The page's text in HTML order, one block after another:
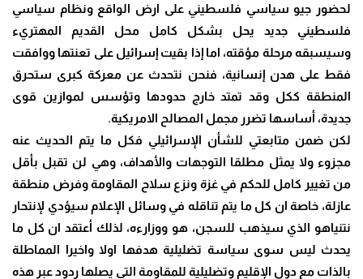
لحضور جيو سياسي فلسطيني على ارض الواقع ونظام سياسي
فلسطيني جديد يحل بشكل كامل محل القديم المهتريء
وسيسبقه مرحلة مؤقته، اما إذا بقيت إسرائيل على تعنتها ووافقت
فقط على هدن إنسانية، فنحن نتحدث عن معركة كبرى ستحرق
المنطقة ككل وقد تمتد خارج حدودها وتؤسس لموازين قوى
جديدة، أساسها تضرر مجمل المصالح الامريكية.
لكن ضمن متابعتي للشأن الإسرائيلي فكل ما يتم الحديث عنه
مجزوء ولا يمثل مطلقا التوجهات والأهداف، وهي لن تقبل بأقل
من تغيير كامل للحكم في غزة ونزع سلاح المقاومة وفرض منطقة
عازلة، خاصة ان كل ما يتم تناقله في وسائل الإعلام سيؤدي لإنتحار
نتنياهو الذي سيذهب للسجن، هو ووزارءه، لذلك أعتقد ان كل ما
يحدث ليس سوى سياسة تضليلية هدفها اولا واخيرا المماطلة
بالذات مع دول الإقليم وتضليلية للمقاومة التي يصلها ردود عبر هذه